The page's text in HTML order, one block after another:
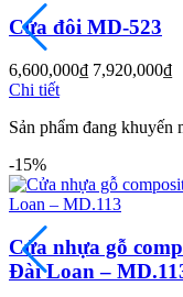
Đối Tác
₫
Cửa
6,600,000
Sản phẩm đang khuyến
composite
Cửa
Đài